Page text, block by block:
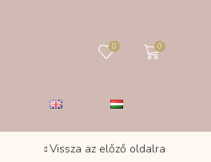
0 0
Vissza az előző oldalra